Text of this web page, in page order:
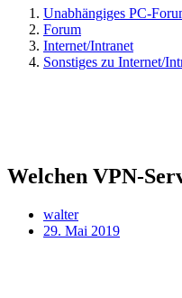
Unabhängiges PC-
Forum
Internet/Intranet
Sonstiges zu Internet/
Welchen VPN-
walter
29. Mai 2019